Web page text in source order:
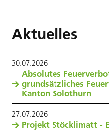
Aktuelles
30.07.2026
Absolutes
grundsätzliches
Kanton Solothurn
27.07.2026
Projekt Stöcklimatt -